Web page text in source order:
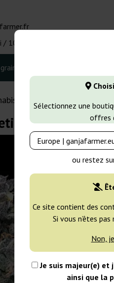
Sélectionnez une
offres
ou restez
Ce site contient des
Si vous n’êtes
Non,
Je suis majeur(e) et
ainsi que la
/ 10:00 - 16:00